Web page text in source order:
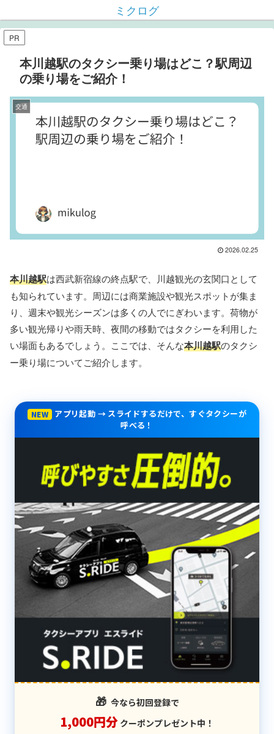
ミクログ
PR
本川越駅のタクシー乗り場はどこ？駅周辺
の乗り場をご紹介！
交通
2026.02.25
本川越駅は西武新宿線の終点駅で、川越観光の玄関口として
も知られています。周辺には商業施設や観光スポットが集ま
り、週末や観光シーズンは多くの人でにぎわいます。荷物が
多い観光帰りや雨天時、夜間の移動ではタクシーを利用した
い場面もあるでしょう。ここでは、そんな本川越駅のタクシ
ー乗り場についてご紹介します。
NEW
アプリ起動 → スライドするだけで、すぐタクシーが
呼べる！
🎁 今なら初回登録で
1,000円分 クーポンプレゼント中！